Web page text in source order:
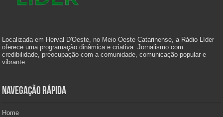
Localizada em Herval D'Oeste, no Meio Oeste Catarinense, a Rádio Líder
oferece uma programação dinâmica e criativa. Jornalismo com
credibilidade, preocupação com a comunidade, comunicação popular e
vibrante.
Navegação Rápida
Home